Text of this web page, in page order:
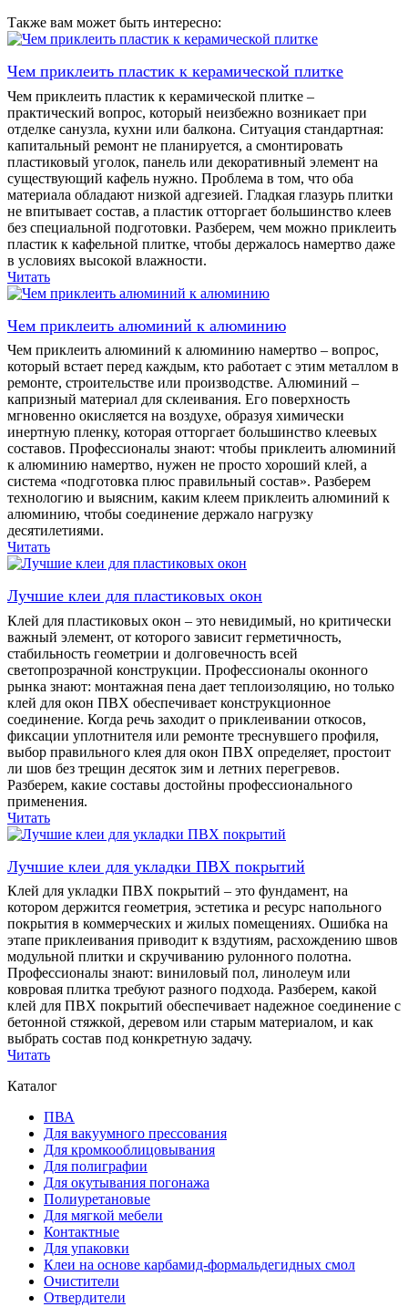
Также вам может быть интересно:
Чем приклеить пластик к керамической плитке
Чем приклеить пластик к керамической плитке –
практический вопрос, который неизбежно возникает при
отделке санузла, кухни или балкона. Ситуация стандартная:
капитальный ремонт не планируется, а смонтировать
пластиковый уголок, панель или декоративный элемент на
существующий кафель нужно. Проблема в том, что оба
материала обладают низкой адгезией. Гладкая глазурь плитки
не впитывает состав, а пластик отторгает большинство клеев
без специальной подготовки. Разберем, чем можно приклеить
пластик к кафельной плитке, чтобы держалось намертво даже
в условиях высокой влажности.
Читать
Чем приклеить алюминий к алюминию
Чем приклеить алюминий к алюминию намертво – вопрос,
который встает перед каждым, кто работает с этим металлом в
ремонте, строительстве или производстве. Алюминий –
капризный материал для склеивания. Его поверхность
мгновенно окисляется на воздухе, образуя химически
инертную пленку, которая отторгает большинство клеевых
составов. Профессионалы знают: чтобы приклеить алюминий
к алюминию намертво, нужен не просто хороший клей, а
система «подготовка плюс правильный состав». Разберем
технологию и выясним, каким клеем приклеить алюминий к
алюминию, чтобы соединение держало нагрузку
десятилетиями.
Читать
Лучшие клеи для пластиковых окон
Клей для пластиковых окон – это невидимый, но критически
важный элемент, от которого зависит герметичность,
стабильность геометрии и долговечность всей
светопрозрачной конструкции. Профессионалы оконного
рынка знают: монтажная пена дает теплоизоляцию, но только
клей для окон ПВХ обеспечивает конструкционное
соединение. Когда речь заходит о приклеивании откосов,
фиксации уплотнителя или ремонте треснувшего профиля,
выбор правильного клея для окон ПВХ определяет, простоит
ли шов без трещин десяток зим и летних перегревов.
Разберем, какие составы достойны профессионального
применения.
Читать
Лучшие клеи для укладки ПВХ покрытий
Клей для укладки ПВХ покрытий – это фундамент, на
котором держится геометрия, эстетика и ресурс напольного
покрытия в коммерческих и жилых помещениях. Ошибка на
этапе приклеивания приводит к вздутиям, расхождению швов
модульной плитки и скручиванию рулонного полотна.
Профессионалы знают: виниловый пол, линолеум или
ковровая плитка требуют разного подхода. Разберем, какой
клей для ПВХ покрытий обеспечивает надежное соединение с
бетонной стяжкой, деревом или старым материалом, и как
выбрать состав под конкретную задачу.
Читать
Каталог
ПВА
Для вакуумного прессования
Для кромкооблицовывания
Для полиграфии
Для окутывания погонажа
Полиуретановые
Для мягкой мебели
Контактные
Для упаковки
Клеи на основе карбамид-формальдегидных смол
Очистители
Отвердители